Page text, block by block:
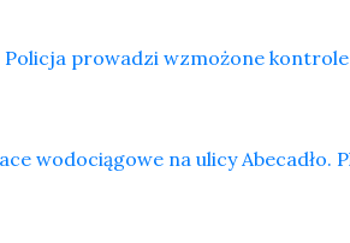
Policja prowadzi wzmożone kontrole
wodociągowe na ulicy Abecadło.